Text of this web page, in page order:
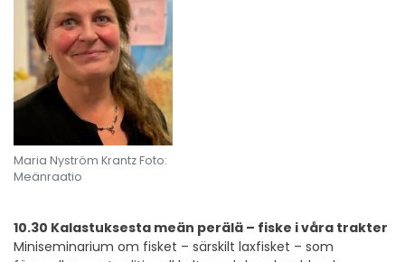
Maria Nyström Krantz Foto:
Meänraatio
10.30 Kalastuksesta meän perälä – fiske i våra trakter
Miniseminarium om fisket – särskilt laxfisket – som